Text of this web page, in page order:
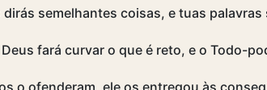
dirás semelhantes coisas, e tuas
fará curvar o que é reto, e o Todo-
o ofenderam, ele os entregou às